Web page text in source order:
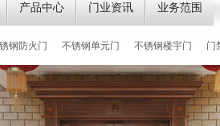
产品中心 门业资讯 业务范围
钢防火门 不锈钢单元门 不锈钢楼宇门 门